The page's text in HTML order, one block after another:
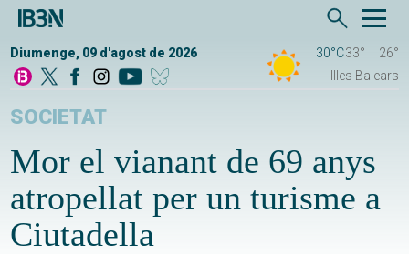
Diumenge, 09 d'agost de 2026 30°C33°
26°
Illes Balears
SOCIETAT
Mor el vianant de 69 anys
atropellat per un turisme a
Ciutadella